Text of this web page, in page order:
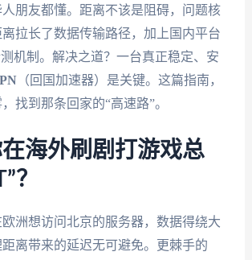
朋友都懂。距离不该是阻碍，问题核
拉长了数据传输路径，加上国内平台
机制。解决之道？一台真正稳定、安
（回国加速器）是关键。这篇指南，
找到那条回家的“高速路”。
海外刷剧打游戏总
？
洲想访问北京的服务器，数据得绕大
离带来的延迟无可避免。更棘手的